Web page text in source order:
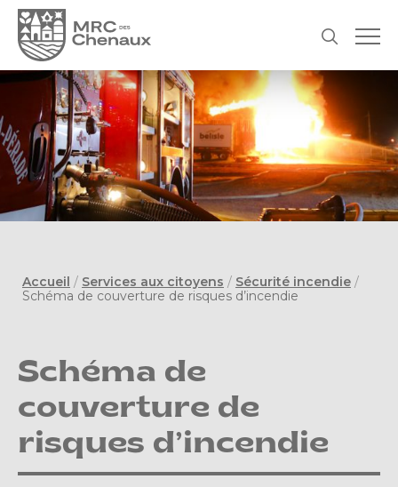
Accueil / Services aux citoyens / Sécurité incendie /
Schéma de couverture de risques d’incendie
Schéma de
couverture de
risques d’incendie